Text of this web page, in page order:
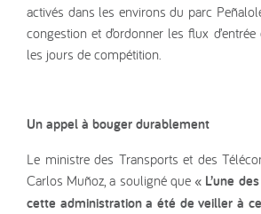
activés dans les environs du parc
congestion et d’ordonner les flux
les jours de compétition.
Un appel à bouger durablement
Le ministre des Transports et des
Carlos Muñoz, a souligné que« L’une
cette administration a été de veiller à